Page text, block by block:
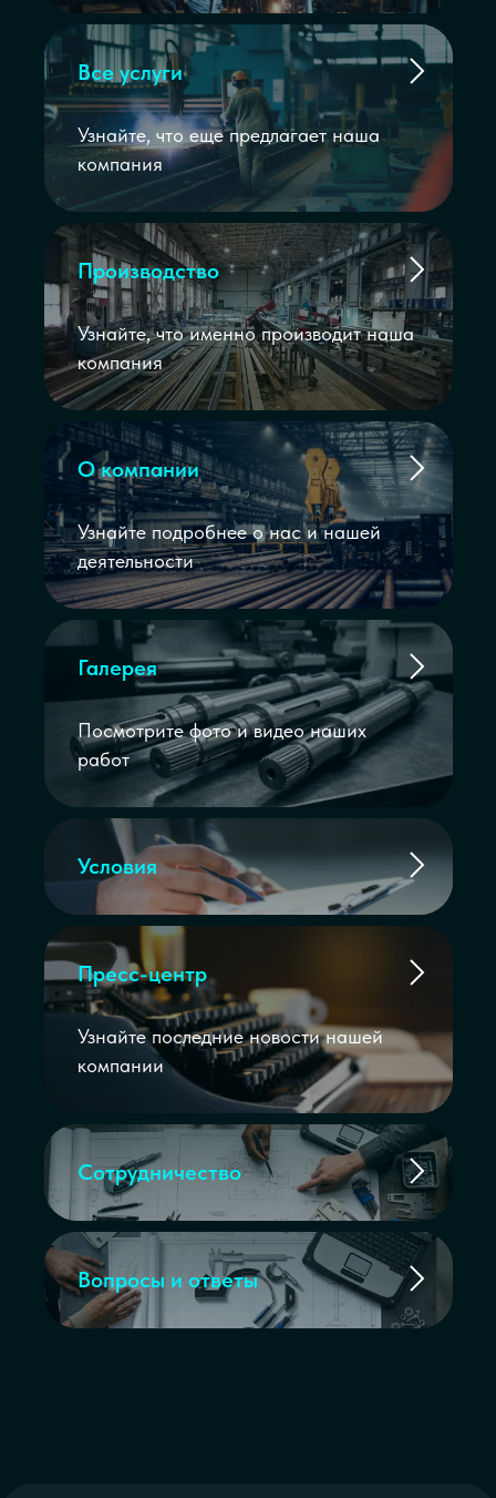
Все услуги
Узнайте, что еще предлагает наша
компания
Производство
Узнайте, что именно производит наша
компания
О компании
Узнайте подробнее о нас и нашей
деятельности
Галерея
Посмотрите фото и видео наших
работ
Условия
Пресс-центр
Узнайте последние новости нашей
компании
Сотрудничество
Вопросы и ответы